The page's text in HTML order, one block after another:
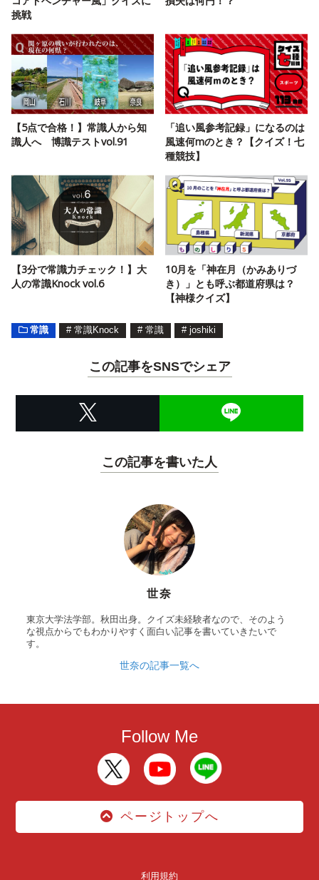
挑戦
【5点で合格！】常識人から知
識人へ 博識テストvol.91
「追い風参考記録」になるのは
風速何mのとき？【クイズ！七
種競技】
【3分で常識力チェック！】大
人の常識Knock vol.6
10月を「神在月（かみありづ
き）」とも呼ぶ都道府県は？
【神様クイズ】
常識 # 常識Knock # 常識 # joshiki
この記事をSNSでシェア
この記事を書いた人
世奈
東京大学法学部。秋田出身。クイズ未経験者なので、そのよう
な視点からでもわかりやすく面白い記事を書いていきたいで
す。
世奈の記事一覧へ
Follow Me
ページトップへ
利用規約